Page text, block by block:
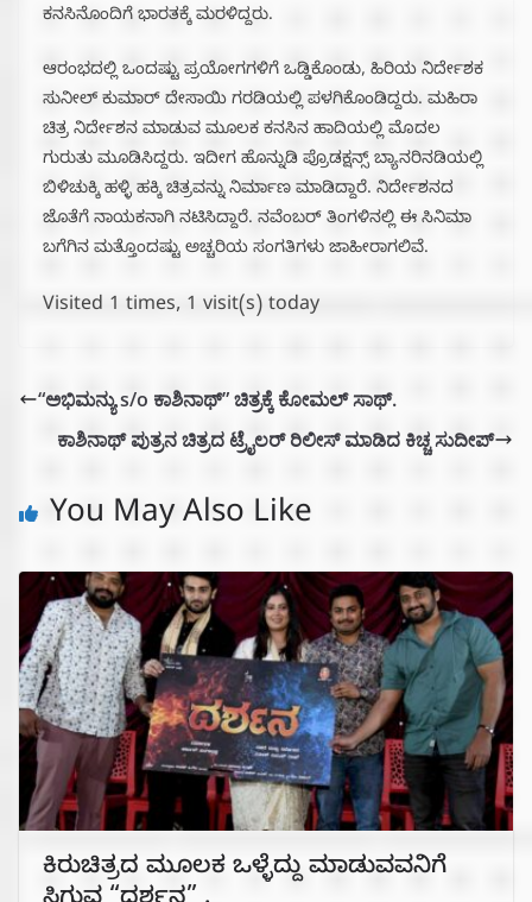
ಕನಸಿನೊಂದಿಗೆ ಭಾರತಕ್ಕೆ ಮರಳಿದ್ದರು.
ಆರಂಭದಲ್ಲಿ ಒಂದಷ್ಟು ಪ್ರಯೋಗಗಳಿಗೆ ಒಡ್ಡಿಕೊಂಡು, ಹಿರಿಯ ನಿರ್ದೇಶಕ
ಸುನೀಲ್ ಕುಮಾರ್ ದೇಸಾಯಿ ಗರಡಿಯಲ್ಲಿ ಪಳಗಿಕೊಂಡಿದ್ದರು. ಮಹಿರಾ
ಚಿತ್ರ ನಿರ್ದೇಶನ ಮಾಡುವ ಮೂಲಕ ಕನಸಿನ ಹಾದಿಯಲ್ಲಿ ಮೊದಲ
ಗುರುತು ಮೂಡಿಸಿದ್ದರು. ಇದೀಗ ಹೊನ್ನುಡಿ ಪ್ರೊಡಕ್ಷನ್ಸ್ ಬ್ಯಾನರಿನಡಿಯಲ್ಲಿ
ಬಿಳಿಚುಕ್ಕಿ ಹಳ್ಳಿ ಹಕ್ಕಿ ಚಿತ್ರವನ್ನು ನಿರ್ಮಾಣ ಮಾಡಿದ್ದಾರೆ. ನಿರ್ದೇಶನದ
ಜೊತೆಗೆ ನಾಯಕನಾಗಿ ನಟಿಸಿದ್ದಾರೆ. ನವೆಂಬರ್ ತಿಂಗಳಿನಲ್ಲಿ ಈ ಸಿನಿಮಾ
ಬಗೆಗಿನ ಮತ್ತೊಂದಷ್ಟು ಅಚ್ಚರಿಯ ಸಂಗತಿಗಳು ಜಾಹೀರಾಗಲಿವೆ.
Visited 1 times, 1 visit(s) today
“ಅಭಿಮನ್ಯು s/o ಕಾಶಿನಾಥ್” ಚಿತ್ರಕ್ಕೆ ಕೋಮಲ್ ಸಾಥ್.
ಕಾಶಿನಾಥ್ ಪುತ್ರನ ಚಿತ್ರದ ಟ್ರೈಲರ್ ರಿಲೀಸ್ ಮಾಡಿದ ಕಿಚ್ಚ ಸುದೀಪ್
You May Also Like
ಕಿರುಚಿತ್ರದ ಮೂಲಕ ಒಳ್ಳೆದ್ದು ಮಾಡುವವನಿಗೆ